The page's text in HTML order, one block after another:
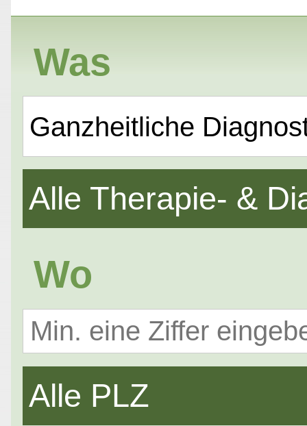
Was
Ganzheitliche
Alle Therapie- &
Wo
Alle PLZ